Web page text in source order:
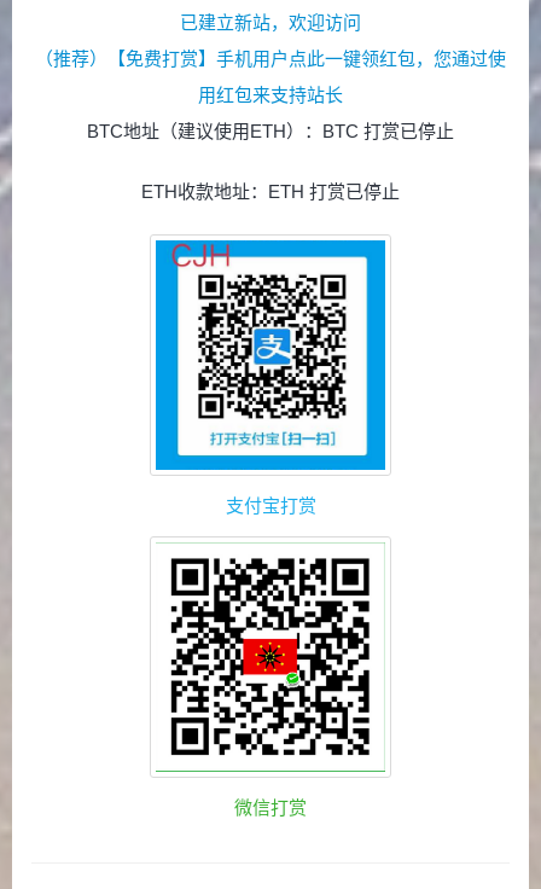
已建立新站，欢迎访问
（推荐）【免费打赏】手机用户点此一键领红包，您通过使
用红包来支持站长
BTC地址（建议使用ETH）：BTC 打赏已停止
ETH收款地址：ETH 打赏已停止
支付宝打赏
微信打赏